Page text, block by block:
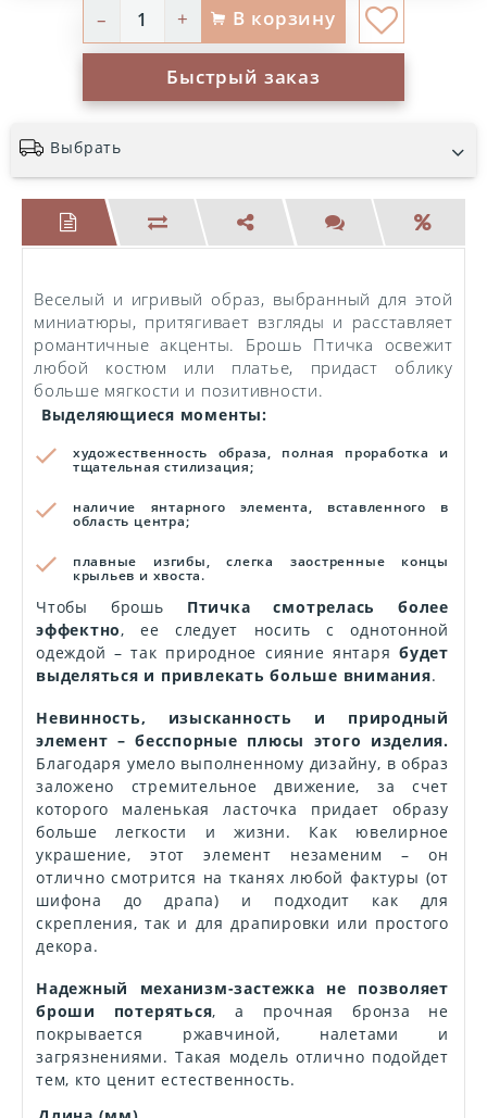
– + В корзину
Быстрый заказ
Выбрать
Веселый и игривый образ, выбранный для этой
миниатюры, притягивает взгляды и расставляет
романтичные акценты. Брошь Птичка освежит
любой костюм или платье, придаст облику
больше мягкости и позитивности.
Выделяющиеся моменты:
художественность образа, полная проработка и
тщательная стилизация;
наличие янтарного элемента, вставленного в
область центра;
плавные изгибы, слегка заостренные концы
крыльев и хвоста.
Чтобы брошь Птичка смотрелась более
эффектно, ее следует носить с однотонной
одеждой – так природное сияние янтарябудет
выделяться и привлекать больше внимания.
Невинность, изысканность и природный
элемент – бесспорные плюсы этого изделия.
Благодаря умело выполненному дизайну, в образ
заложено стремительное движение, за счет
которого маленькая ласточка придает образу
больше легкости и жизни. Как ювелирное
украшение, этот элемент незаменим – он
отлично смотрится на тканях любой фактуры (от
шифона до драпа) и подходит как для
скрепления, так и для драпировки или простого
декора.
Надежный механизм-застежка не позволяет
броши потеряться, а прочная бронза не
покрывается ржавчиной, налетами и
загрязнениями. Такая модель отлично подойдет
тем, кто ценит естественность.